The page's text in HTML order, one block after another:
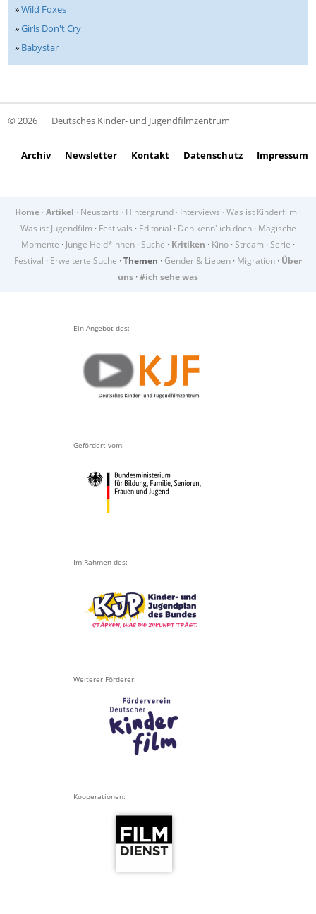
»Wild Foxes
»Girls Don't Cry
» Babystar
© 2026 Deutsches Kinder- und Jugendfilmzentrum
Archiv Newsletter Kontakt Datenschutz Impressum
Home · Artikel · Neustarts · Hintergrund · Interviews · Was ist Kinderfilm ·
Was ist Jugendfilm · Festivals · Editorial · Den kenn' ich doch· Magische
Momente · Junge Held*innen · Suche · Kritiken · Kino · Stream · Serie ·
Festival · Erweiterte Suche · Themen · Gender & Lieben · Migration · Über
uns · #ich sehe was
Ein Angebot des:
Gefördert vom:
Im Rahmen des:
Weiterer Förderer:
Kooperationen: